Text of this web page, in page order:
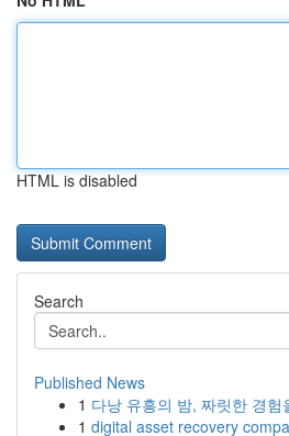
HTML is disabled
Search
Published News
1 다낭 유흥의 밤, 짜릿한 경험
1 digital asset recovery